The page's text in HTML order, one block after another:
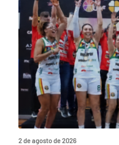
2 de agosto de 2026